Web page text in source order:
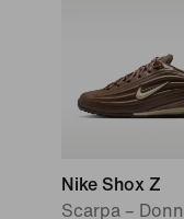
Nike Shox Z
Scarpa –